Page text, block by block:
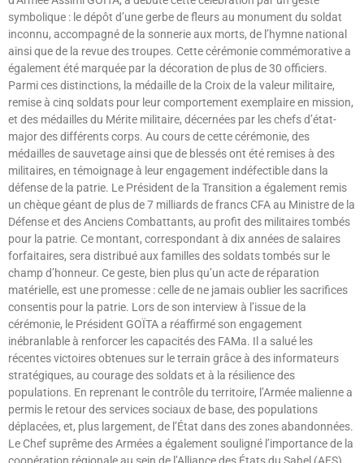
symbolique : le dépôt d’une gerbe de fleurs au monument du soldat
inconnu, accompagné de la sonnerie aux morts, de l’hymne national
ainsi que de la revue des troupes. Cette cérémonie commémorative a
également été marquée par la décoration de plus de 30 officiers.
Parmi ces distinctions, la médaille de la Croix de la valeur militaire,
remise à cinq soldats pour leur comportement exemplaire en mission,
et des médailles du Mérite militaire, décernées par les chefs d’état-
major des différents corps. Au cours de cette cérémonie, des
médailles de sauvetage ainsi que de blessés ont été remises à des
militaires, en témoignage à leur engagement indéfectible dans la
défense de la patrie. Le Président de la Transition a également remis
un chèque géant de plus de 7 milliards de francs CFA au Ministre de la
Défense et des Anciens Combattants, au profit des militaires tombés
pour la patrie. Ce montant, correspondant à dix années de salaires
forfaitaires, sera distribué aux familles des soldats tombés sur le
champ d’honneur. Ce geste, bien plus qu’un acte de réparation
matérielle, est une promesse : celle de ne jamais oublier les sacrifices
consentis pour la patrie. Lors de son interview à l’issue de la
cérémonie, le Président GOÏTA a réaffirmé son engagement
inébranlable à renforcer les capacités des FAMa. Il a salué les
récentes victoires obtenues sur le terrain grâce à des informateurs
stratégiques, au courage des soldats et à la résilience des
populations. En reprenant le contrôle du territoire, l’Armée malienne a
permis le retour des services sociaux de base, des populations
déplacées, et, plus largement, de l’État dans des zones abandonnées.
Le Chef suprême des Armées a également souligné l’importance de la